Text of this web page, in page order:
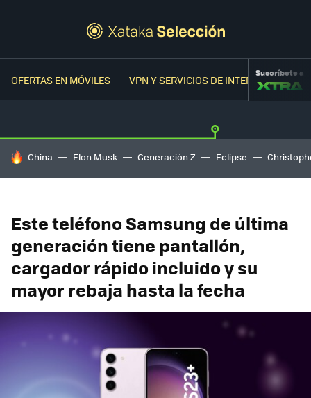
OFERTAS EN MÓVILES VPN Y SERVICIOS DE INTERNETSuscríbete a
HOY SE HABLA DE
China Elon Musk Generación Z Eclipse
Este teléfono Samsung de última
generación tiene pantallón,
cargador rápido incluido y su
mayor rebaja hasta la fecha